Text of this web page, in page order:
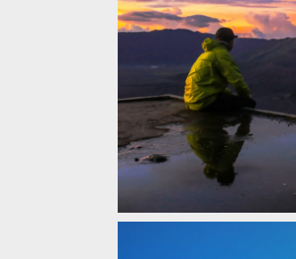
Video: Matěj Charvát - Volcano